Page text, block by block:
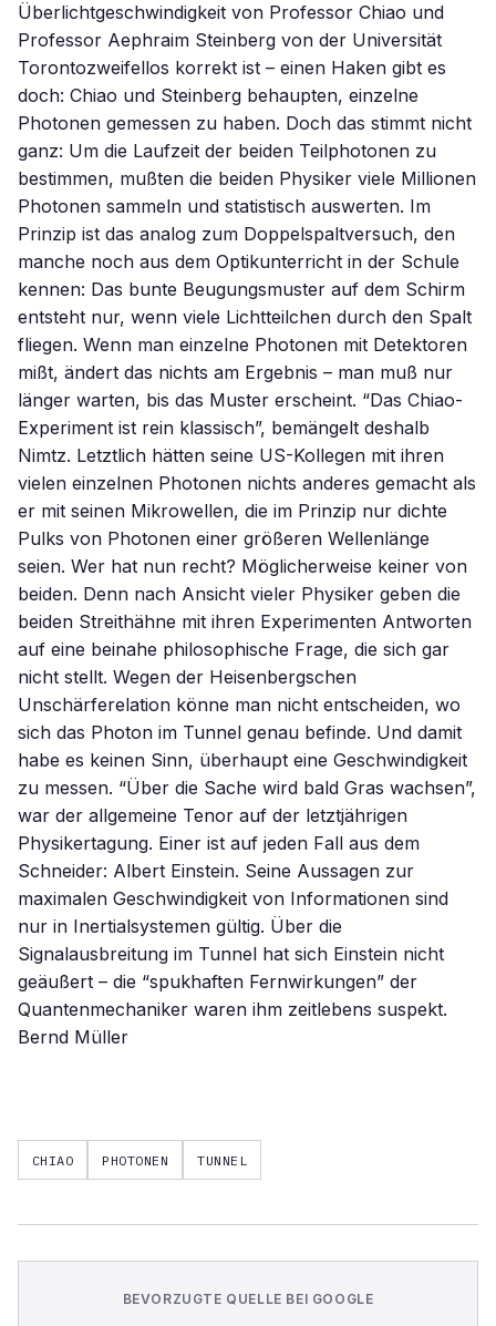
Überlichtgeschwindigkeit von Professor Chiao und
Professor Aephraim Steinberg von der Universität
Torontozweifellos korrekt ist – einen Haken gibt es
doch: Chiao und Steinberg behaupten, einzelne
Photonen gemessen zu haben. Doch das stimmt nicht
ganz: Um die Laufzeit der beiden Teilphotonen zu
bestimmen, mußten die beiden Physiker viele Millionen
Photonen sammeln und statistisch auswerten. Im
Prinzip ist das analog zum Doppelspaltversuch, den
manche noch aus dem Optikunterricht in der Schule
kennen: Das bunte Beugungsmuster auf dem Schirm
entsteht nur, wenn viele Lichtteilchen durch den Spalt
fliegen. Wenn man einzelne Photonen mit Detektoren
mißt, ändert das nichts am Ergebnis – man muß nur
länger warten, bis das Muster erscheint. “Das Chiao-
Experiment ist rein klassisch”, bemängelt deshalb
Nimtz. Letztlich hätten seine US-Kollegen mit ihren
vielen einzelnen Photonen nichts anderes gemacht als
er mit seinen Mikrowellen, die im Prinzip nur dichte
Pulks von Photonen einer größeren Wellenlänge
seien. Wer hat nun recht? Möglicherweise keiner von
beiden. Denn nach Ansicht vieler Physiker geben die
beiden Streithähne mit ihren Experimenten Antworten
auf eine beinahe philosophische Frage, die sich gar
nicht stellt. Wegen der Heisenbergschen
Unschärferelation könne man nicht entscheiden, wo
sich das Photon im Tunnel genau befinde. Und damit
habe es keinen Sinn, überhaupt eine Geschwindigkeit
zu messen. “Über die Sache wird bald Gras wachsen”,
war der allgemeine Tenor auf der letztjährigen
Physikertagung. Einer ist auf jeden Fall aus dem
Schneider: Albert Einstein. Seine Aussagen zur
maximalen Geschwindigkeit von Informationen sind
nur in Inertialsystemen gültig. Über die
Signalausbreitung im Tunnel hat sich Einstein nicht
geäußert – die “spukhaften Fernwirkungen” der
Quantenmechaniker waren ihm zeitlebens suspekt.
Bernd Müller
CHIAO PHOTONEN TUNNEL
BEVORZUGTE QUELLE BEI GOOGLE